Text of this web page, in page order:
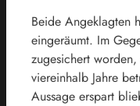
Beide Angeklagten
eingeräumt. Im
zugesichert
viereinhalb Jahre
Aussage erspart